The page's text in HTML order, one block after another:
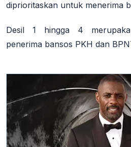
diprioritaskan untuk menerima
Desil 1 hingga 4
penerima bansos PKH dan